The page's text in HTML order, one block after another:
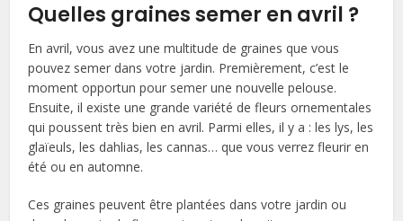
Quelles graines semer en avril ?
En avril, vous avez une multitude de graines que vous
pouvez semer dans votre jardin. Premièrement, c’est le
moment opportun pour semer une nouvelle pelouse.
Ensuite, il existe une grande variété de fleurs ornementales
qui poussent très bien en avril. Parmi elles, il y a : les lys, les
glaïeuls, les dahlias, les cannas… que vous verrez fleurir en
été ou en automne.
Ces graines peuvent être plantées dans votre jardin ou